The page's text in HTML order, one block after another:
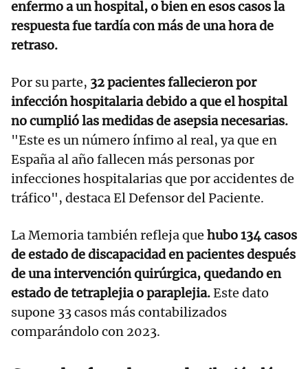
enfermo a un hospital, o bien en esos casos la
respuesta fue tardía con más de una hora de
retraso.
Por su parte, 32 pacientes fallecieron por
infección hospitalaria debido a que el hospital
no cumplió las medidas de asepsia necesarias.
"Este es un número ínfimo al real, ya que en
España al año fallecen más personas por
infecciones hospitalarias que por accidentes de
tráfico", destaca El Defensor del Paciente.
La Memoria también refleja que hubo 134 casos
de estado de discapacidad en pacientes después
de una intervención quirúrgica, quedando en
estado de tetraplejia o paraplejia.Este dato
supone 33 casos más contabilizados
comparándolo con 2023.